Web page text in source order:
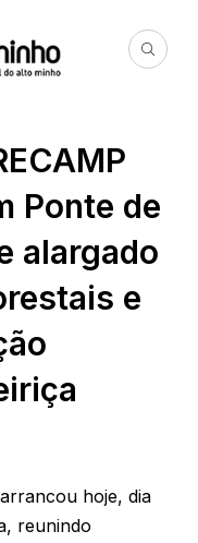
Ponte de
alargado
e
hoje, dia
reunindo